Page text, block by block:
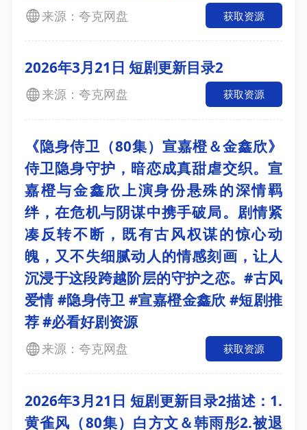
来源：夸克网盘 获取资源
2026年3月21日 短剧更新目录2
来源：夸克网盘 获取资源
《隐身侍卫（80集）宣嘉橙＆金鑫欣》
侍卫隐身守护，暗恋成真甜虐交织。宣
嘉橙与金鑫欣上演身份悬殊的深情羁
绊，在危机与阴谋中携手破局。剧情紧
凑反转不断，既有古风权谋的惊心动
魄，又不失细腻动人的情感刻画，让人
沉浸于这段跨越阶层的守护之恋。#古风
爱情 #隐身侍卫 #宣嘉橙金鑫欣 #短剧推
荐 #必看好剧资源
来源：夸克网盘 获取资源
2026年3月21日 短剧更新目录2描述：1.
黄雀风（80集）白方文＆韩雨彤2.被退